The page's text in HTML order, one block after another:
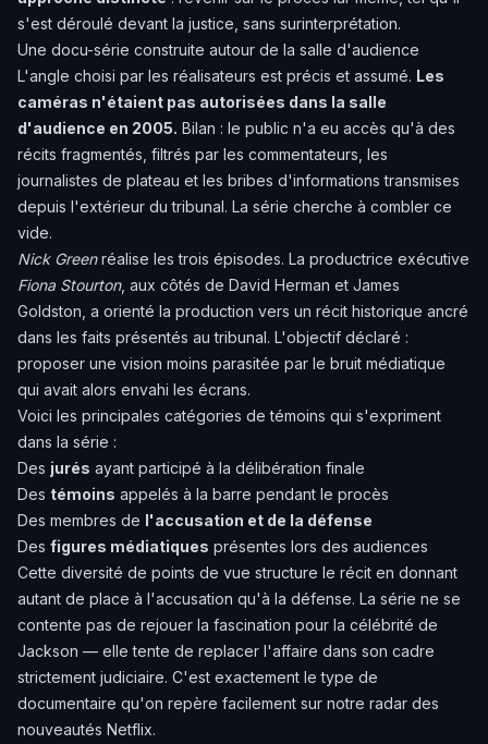
s'est déroulé devant la justice, sans surinterprétation.
Une docu-série construite autour de la salle d'audience
L'angle choisi par les réalisateurs est précis et assumé. Les
caméras n'étaient pas autorisées dans la salle
d'audience en 2005. Bilan : le public n'a eu accès qu'à des
récits fragmentés, filtrés par les commentateurs, les
journalistes de plateau et les bribes d'informations transmises
depuis l'extérieur du tribunal. La série cherche à combler ce
vide.
Nick Greenréalise les trois épisodes. La productrice exécutive
Fiona Stourton, aux côtés de David Herman et James
Goldston, a orienté la production vers un récit historique ancré
dans les faits présentés au tribunal. L'objectif déclaré :
proposer une vision moins parasitée par le bruit médiatique
qui avait alors envahi les écrans.
Voici les principales catégories de témoins qui s'expriment
dans la série :
Des jurés ayant participé à la délibération finale
Des témoins appelés à la barre pendant le procès
Des membres de l'accusation et de la défense
Des figures médiatiques présentes lors des audiences
Cette diversité de points de vue structure le récit en donnant
autant de place à l'accusation qu'à la défense. La série ne se
contente pas de rejouer la fascination pour la célébrité de
Jackson — elle tente de replacer l'affaire dans son cadre
strictement judiciaire. C'est exactement le type de
documentaire qu'on repère facilement sur notre radar des
nouveautés Netflix.